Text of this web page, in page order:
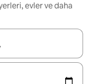
evler ve daha
ve aşağı oklarıyla